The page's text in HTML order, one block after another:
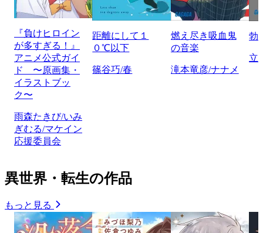
『負けヒロイン
が多すぎる！』
アニメ公式ガイ
ド 〜原画集・
イラストブッ
ク〜
雨森たきび/いみ
ぎむる/マケイン
応援委員会
距離にして１
０℃以下
篠谷巧/春
燃え尽き吸血鬼
の音楽
滝本竜彦/ナナメ
勃
立
異世界・転生の作品
もっと見る